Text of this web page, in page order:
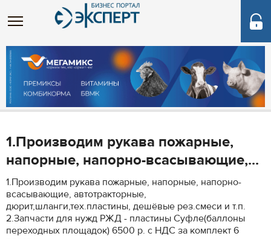
1.Производим рукава пожарные,
напорные, напорно-всасывающие,...
1.Производим рукава пожарные, напорные, напорно-
всасывающие, автотракторные,
дюрит,шланги,тех.пластины, дешёвые рез.смеси и т.п.
2.Запчасти для нужд РЖД - пластины Суфле(баллоны
переходных площадок) 6500 р. с НДС за комплект 6